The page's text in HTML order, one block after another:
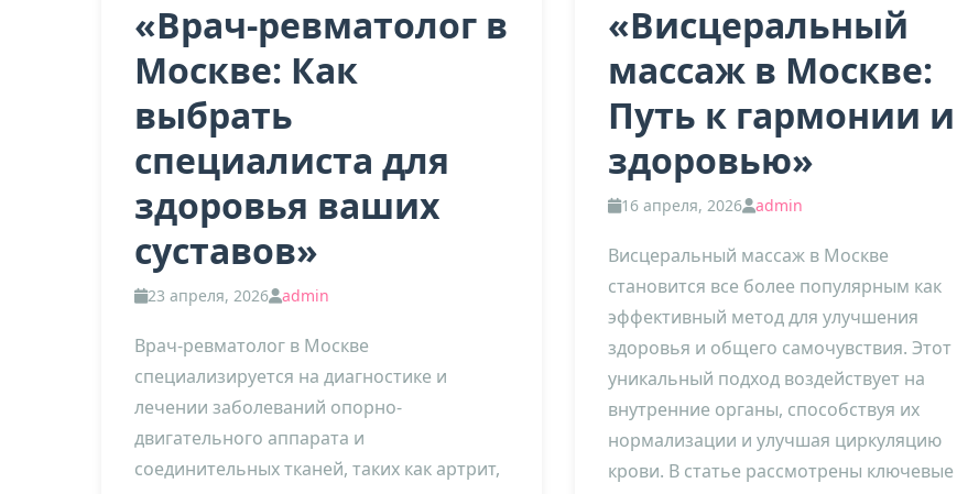
«Врач-ревматолог в
Москве: Как
выбрать
специалиста для
здоровья ваших
суставов»
23 апреля, 2026 admin
Врач-ревматолог в Москве
специализируется на диагностике и
лечении заболеваний опорно-
двигательного аппарата и
соединительных тканей, таких как артрит,
«Висцеральный
массаж в Москве:
Путь к гармонии и
здоровью»
16 апреля, 2026 admin
Висцеральный массаж в Москве
становится все более популярным как
эффективный метод для улучшения
здоровья и общего самочувствия. Этот
уникальный подход воздействует на
внутренние органы, способствуя их
нормализации и улучшая циркуляцию
крови. В статье рассмотрены ключевые